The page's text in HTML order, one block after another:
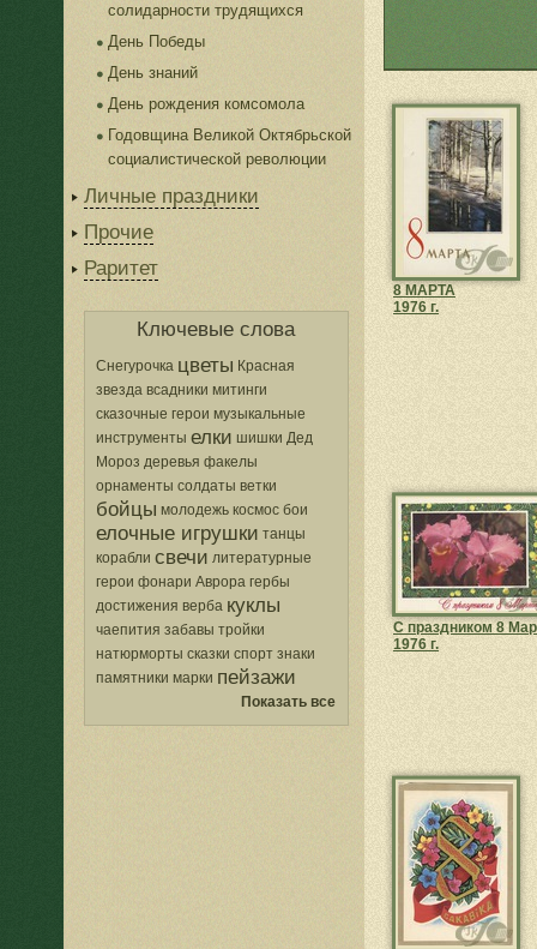
солидарности трудящихся
День Победы
День знаний
День рождения комсомола
Годовщина Великой Октябрьской
социалистической революции
Личные праздники
Прочие
Раритет
Ключевые слова
Снегурочка цветы Красная
звезда всадники митинги
сказочные герои музыкальные
инструменты елки шишки Дед
Мороз деревья факелы
орнаменты солдаты ветки
бойцы молодежь космос бои
елочные игрушки танцы
корабли свечи литературные
герои фонари Аврора гербы
достижения верба куклы
чаепития забавы тройки
натюрморты сказки спорт знаки
памятники марки пейзажи
Показать все
8 МАРТА
1976 г.
С праздником 8
1976 г.